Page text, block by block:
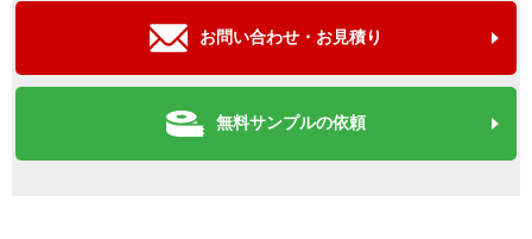
お問い合わせ・お見積り
無料サンプルの依頼